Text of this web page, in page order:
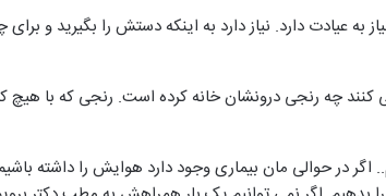
عیادت دارد. نیاز دارد به اینکه دستش را بگیرید و
چه رنجی درونشان خانه کرده است. رنجی که با هیچ
اگر در حوالی مان بیماری وجود دارد هوایش را داشته